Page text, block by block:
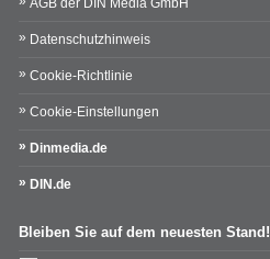
AGB der DIN Media GmbH
Datenschutzhinweis
Cookie-Richtlinie
Cookie-Einstellungen
Dinmedia.de
DIN.de
Bleiben Sie auf dem neuesten Stand!